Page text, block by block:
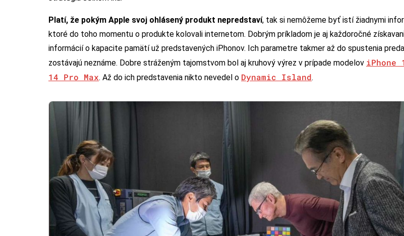
Platí, že pokým Apple svoj ohlásený produkt nepredstaví, tak si nemôžeme byť istí žiadnymi
ktoré do toho momentu o produkte kolovali internetom. Dobrým príkladom je aj každoročné
informácií o kapacite pamätí už predstavených iPhonov. Ich parametre takmer až do spustenia
zostávajú neznáme. Dobre stráženým tajomstvom bol aj kruhový výrez v prípade modelov iPhone
14 Pro Max. Až do ich predstavenia nikto nevedel o Dynamic Island.